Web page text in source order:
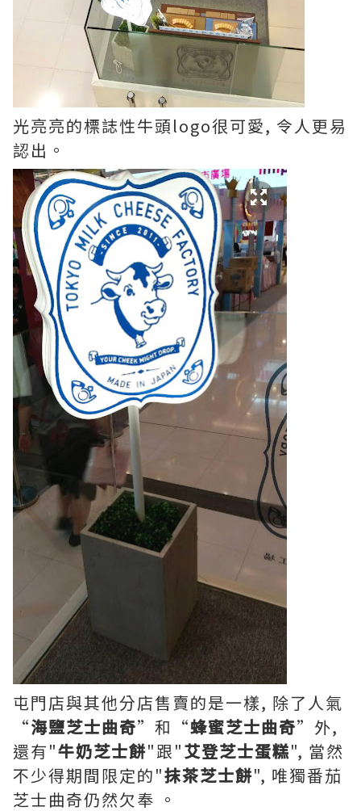
光亮亮的標誌性牛頭logo很可愛, 令人更易
認出。
屯門店與其他分店售賣的是一樣, 除了人氣
“海鹽芝士曲奇”和“蜂蜜芝士曲奇”外,
還有"牛奶芝士餅"跟"艾登芝士蛋糕", 當然
不少得期間限定的"抹茶芝士餅", 唯獨番茄
芝士曲奇仍然欠奉 。